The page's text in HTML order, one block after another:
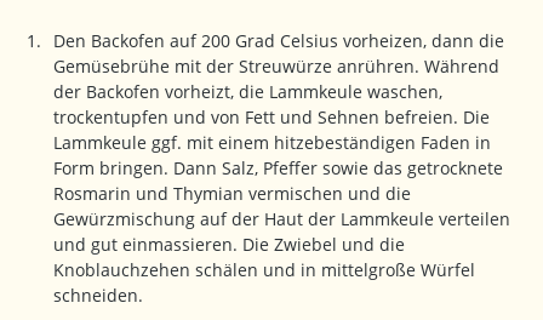
Den Backofen auf 200 Grad Celsius vorheizen, dann die
Gemüsebrühe mit der Streuwürze anrühren. Während
der Backofen vorheizt, die Lammkeule waschen,
trockentupfen und von Fett und Sehnen befreien. Die
Lammkeule ggf. mit einem hitzebeständigen Faden in
Form bringen. Dann Salz, Pfeffer sowie das getrocknete
Rosmarin und Thymian vermischen und die
Gewürzmischung auf der Haut der Lammkeule verteilen
und gut einmassieren. Die Zwiebel und die
Knoblauchzehen schälen und in mittelgroße Würfel
schneiden.